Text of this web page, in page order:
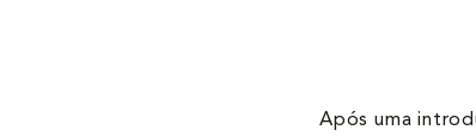
Após uma